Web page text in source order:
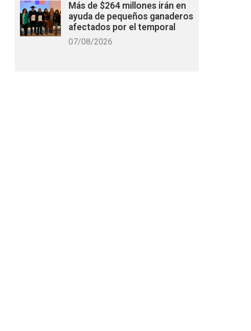
Más de $264 millones irán en
ayuda de pequeños ganaderos
afectados por el temporal
07/08/2026